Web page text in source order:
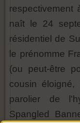
respectivement
naît le 24
résidentiel de
le prénomme
(ou peut-être
cousin éloigné,
parolier de
Spangled